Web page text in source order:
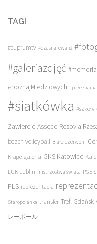
TAGI
#cuprumtv #czasnarewanż
#galeriazdjęć
#poznajMiedziowych #pożegnania
#siatkówka #szkoły
Zawiercie Asseco Resovia
beach volleyball Biało-czerwoni
Krage galeria GKS Katowice
LUK Lublin mistrzostwa świata PGE
PLS reprezentacja
Staropolanka transfer Trefl Gdańsk
レーボール